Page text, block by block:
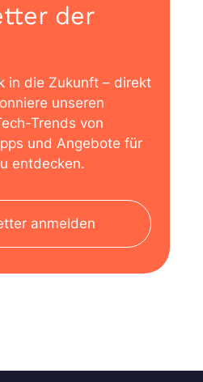
der
in die Zukunft – direkt
unseren
Trends von
und Angebote für
entdecken.
anmelden